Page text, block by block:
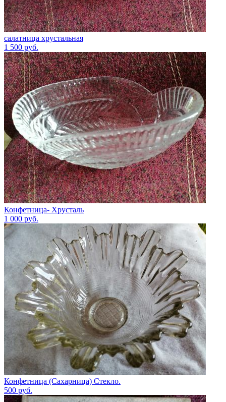
салатница хрустальная
1 500 руб.
Конфетница- Хрусталь
1 000 руб.
Конфетница (Сахарница) Стекло.
500 руб.